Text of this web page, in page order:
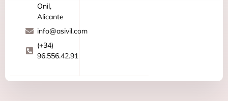
Onil,
Alicante
info@asivil.com
(+34)
96.556.42.91